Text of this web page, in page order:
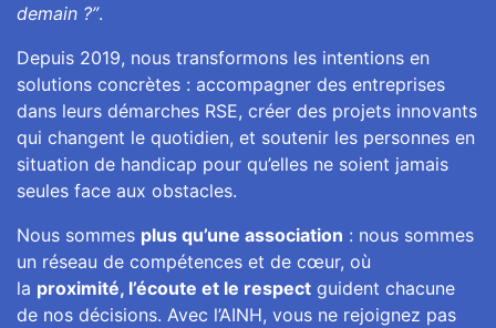
demain ?”.
Depuis 2019, nous transformons les intentions en
solutions concrètes : accompagner des entreprises
dans leurs démarches RSE, créer des projets innovants
qui changent le quotidien, et soutenir les personnes en
situation de handicap pour qu’elles ne soient jamais
seules face aux obstacles.
Nous sommes plus qu’une association : nous sommes
un réseau de compétences et de cœur, où
la proximité, l’écoute et le respect guident chacune
de nos décisions. Avec l’AINH, vous ne rejoignez pas